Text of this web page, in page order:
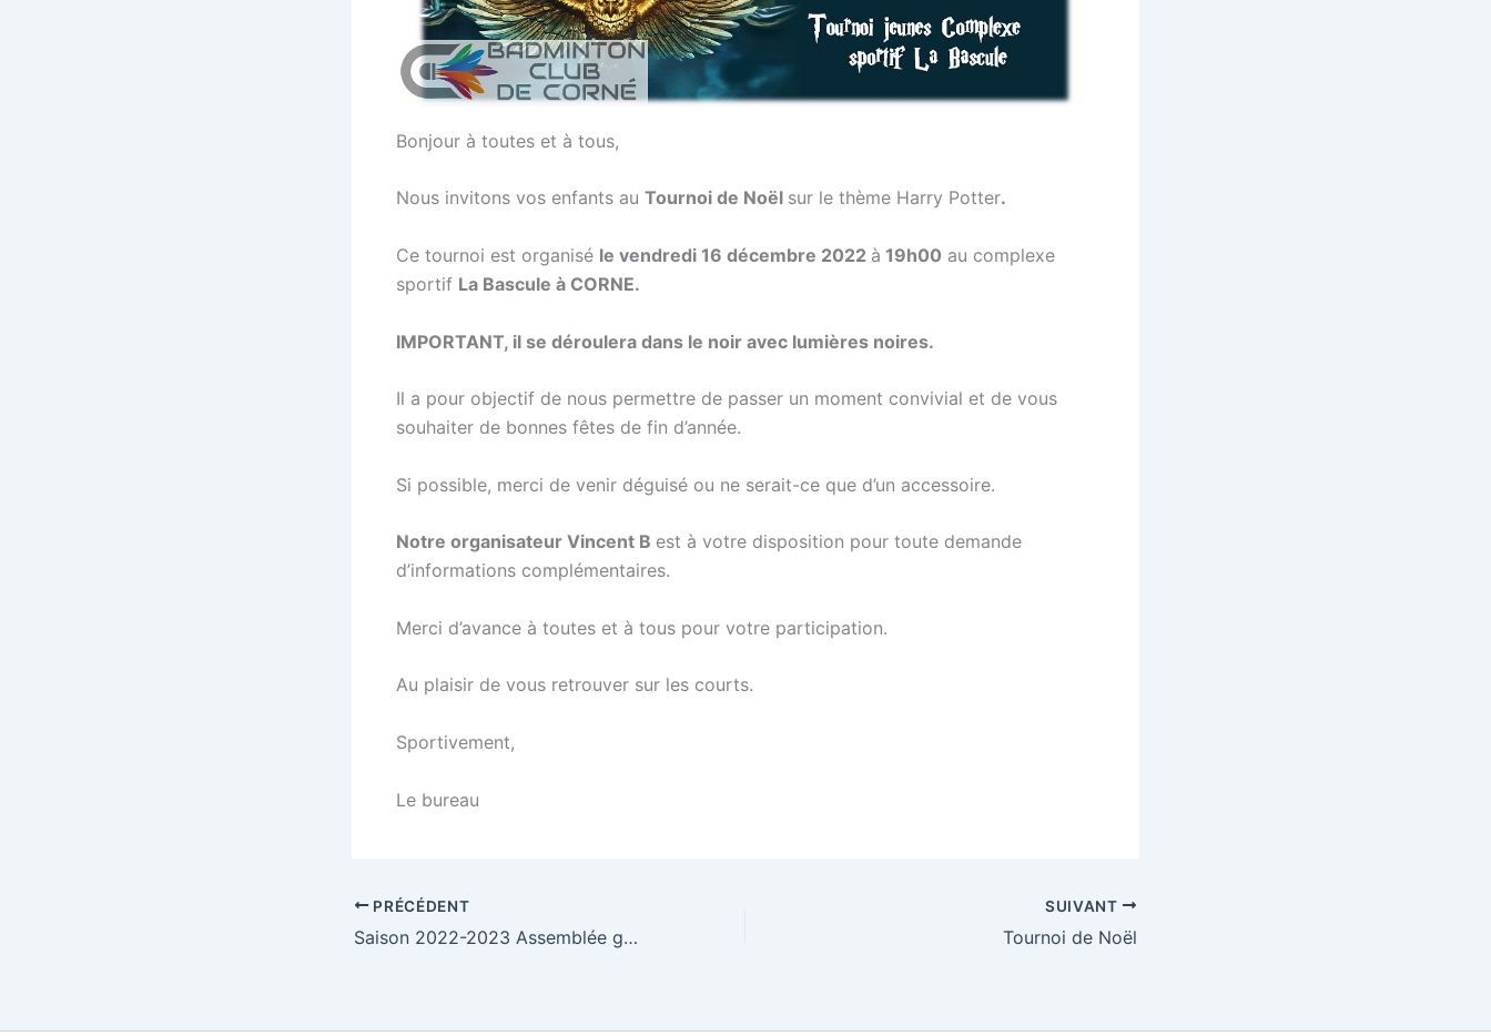
Bonjour à toutes et à tous,
Nous invitons vos enfants au Tournoi de Noël sur le thème Harry Potter.
Ce tournoi est organisé le vendredi 16 décembre 2022 à 19h00 au complexe
sportif La Bascule à CORNE.
IMPORTANT, il se déroulera dans le noir avec lumières noires.
Il a pour objectif de nous permettre de passer un moment convivial et de vous
souhaiter de bonnes fêtes de fin d’année.
Si possible, merci de venir déguisé ou ne serait-ce que d’un accessoire.
Notre organisateur Vincent B est à votre disposition pour toute demande
d’informations complémentaires.
Merci d’avance à toutes et à tous pour votre participation.
Au plaisir de vous retrouver sur les courts.
Sportivement,
Le bureau
PRÉCÉDENT
Saison 2022-2023 Assemblée générale-Pot de bienvenue
SUIVANT
Tournoi de Noël